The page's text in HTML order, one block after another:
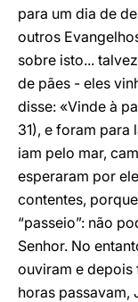
para um dia de
outros
sobre isto...
de pães - eles
disse: «Vinde à
31), e foram para
iam pelo mar,
esperaram por
contentes,
“passeio”: não
Senhor. No
ouviram e depois
horas passavam,